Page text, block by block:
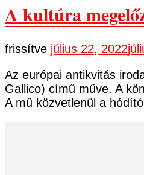
A kultúra
frissítve július 22, 2022
Az európai antikvitás
Gallico) című műve. A
A mű közvetlenül a